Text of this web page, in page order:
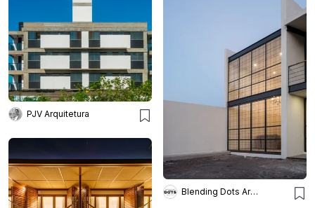
PJV Arquitetura
Blending Dots Arquitectos